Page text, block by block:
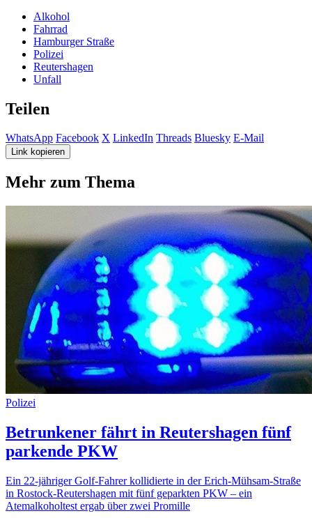
Alkohol
Fahrrad
Hamburger Straße
Polizei
Reutershagen
Unfall
Teilen
WhatsApp Facebook X LinkedIn Threads Bluesky E-Mail
Link kopieren
Mehr zum Thema
Polizei
Betrunkener fährt in Reutershagen fünf
parkende PKW
Ein 22-jähriger Golf-Fahrer kollidierte in der Erich-Mühsam-Straße
in Rostock-Reutershagen mit fünf geparkten PKW – ein
Atemalkoholtest ergab über zwei Promille